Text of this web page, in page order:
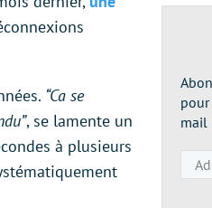
“Ca se
, se lamente un
à plusieurs
mail